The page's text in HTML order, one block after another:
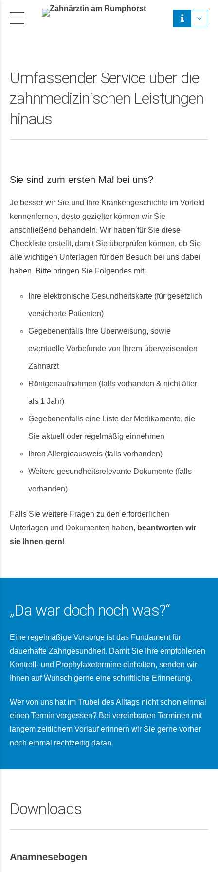
Umfassender Service über die
zahnmedizinischen Leistungen
hinaus
Sie sind zum ersten Mal bei uns?
Je besser wir Sie und Ihre Krankengeschichte im Vorfeld
kennenlernen, desto gezielter können wir Sie
anschließend behandeln. Wir haben für Sie diese
Checkliste erstellt, damit Sie überprüfen können, ob Sie
alle wichtigen Unterlagen für den Besuch bei uns dabei
haben. Bitte bringen Sie Folgendes mit:
Ihre elektronische Gesundheitskarte (für gesetzlich
versicherte Patienten)
Gegebenenfalls Ihre Überweisung, sowie
eventuelle Vorbefunde von Ihrem überweisenden
Zahnarzt
Röntgenaufnahmen (falls vorhanden & nicht älter
als 1 Jahr)
Gegebenenfalls eine Liste der Medikamente, die
Sie aktuell oder regelmäßig einnehmen
Ihren Allergieausweis (falls vorhanden)
Weitere gesundheitsrelevante Dokumente (falls
vorhanden)
Falls Sie weitere Fragen zu den erforderlichen
Unterlagen und Dokumenten haben, beantworten wir
sie Ihnen gern!
„Da war doch noch was?“
Eine regelmäßige Vorsorge ist das Fundament für
dauerhafte Zahngesundheit. Damit Sie Ihre empfohlenen
Kontroll- und Prophylaxetermine einhalten, senden wir
Ihnen auf Wunsch gerne eine schriftliche Erinnerung.
Wer von uns hat im Trubel des Alltags nicht schon einmal
einen Termin vergessen? Bei vereinbarten Terminen mit
langem zeitlichem Vorlauf erinnern wir Sie gerne vorher
noch einmal rechtzeitig daran.
Downloads
Anamnesebogen